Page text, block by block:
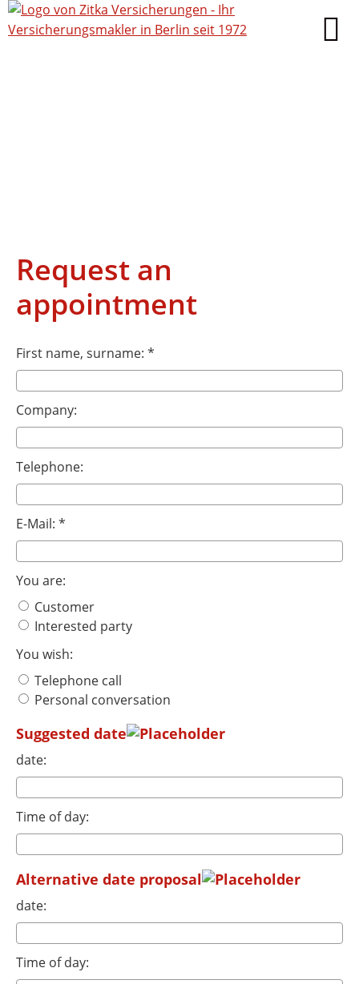
Request an
appointment
First name, surname: *
Company:
Telephone:
E-Mail: *
You are:
Customer
Interested party
You wish:
Telephone call
Personal conversation
Suggested date
date:
Time of day:
Alternative date proposal
date:
Time of day: